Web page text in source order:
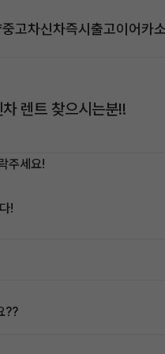
중고차신차즉시출고이어카
렌트 찾으시는분!!
주세요!
!
??